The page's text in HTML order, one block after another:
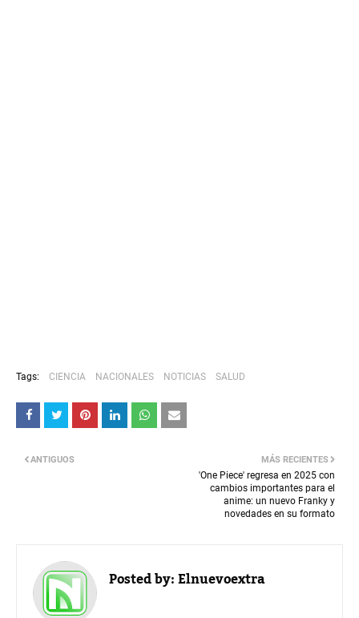
Tags: CIENCIA NACIONALES NOTICIAS SALUD
MÁS RECIENTES
'One Piece' regresa en 2025 con
cambios importantes para el
anime: un nuevo Franky y
novedades en su formato
ANTIGUOS
Posted by:Elnuevoextra